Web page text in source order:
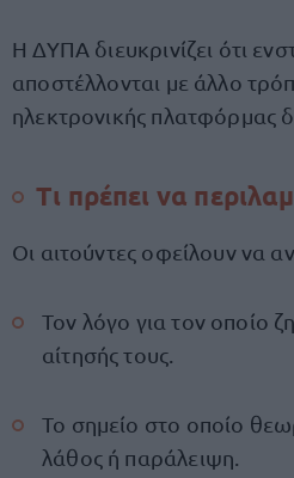
Η ΔΥΠΑ διευκρινίζει ότι
αποστέλλονται με άλλο
ηλεκτρονικής πλατφόρμας
Τι πρέπει να
Οι αιτούντες οφείλουν να
Τον λόγο για τον οποίο
αίτησής τους.
Το σημείο στο οποίο
λάθος ή παράλειψη.